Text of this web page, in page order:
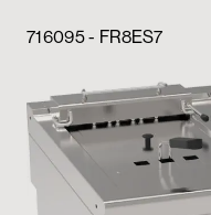
Nous contacter
Espace réservé
716095 - FR8ES7